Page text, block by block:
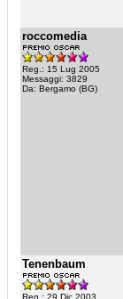
roccomedia
Reg.: 15 Lug 2005
Messaggi: 3829
Da: Bergamo (BG)
Tenenbaum
Reg.: 29 Dic 2003